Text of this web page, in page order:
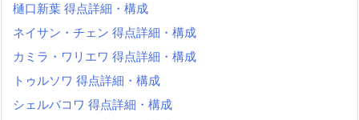
樋口新葉 得点詳細・構成
ネイサン・チェン 得点詳細・構成
カミラ・ワリエワ 得点詳細・構成
トゥルソワ 得点詳細・構成
シェルバコワ 得点詳細・構成